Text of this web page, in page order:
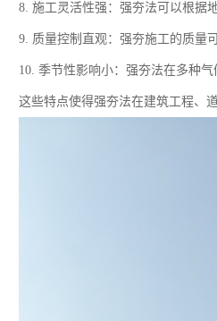
8. 施工灵活性强：强夯法可以根据
9. 质量控制直观：强夯施工的质量
10. 季节性影响小：强夯法在多种
这些特点使得强夯法在建筑工程、